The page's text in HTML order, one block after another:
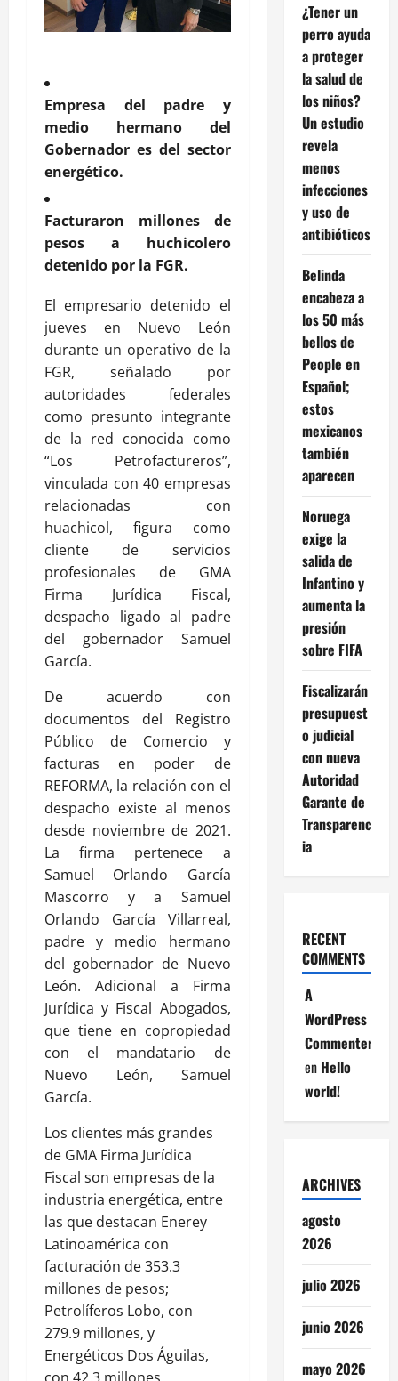
Empresa del padre y
medio hermano del
Gobernador es del sector
energético.
Facturaron millones de
pesos a huchicolero
detenido por la FGR.
El empresario detenido el
jueves en Nuevo León
durante un operativo de la
FGR, señalado por
autoridades federales
como presunto integrante
de la red conocida como
“Los Petrofactureros”,
vinculada con 40 empresas
relacionadas con
huachicol, figura como
cliente de servicios
profesionales de GMA
Firma Jurídica Fiscal,
despacho ligado al padre
del gobernador Samuel
García.
De acuerdo con
documentos del Registro
Público de Comercio y
facturas en poder de
REFORMA, la relación con el
despacho existe al menos
desde noviembre de 2021.
La firma pertenece a
Samuel Orlando García
Mascorro y a Samuel
Orlando García Villarreal,
padre y medio hermano
del gobernador de Nuevo
León. Adicional a Firma
Jurídica y Fiscal Abogados,
que tiene en copropiedad
con el mandatario de
Nuevo León, Samuel
García.
Los clientes más grandes
de GMA Firma Jurídica
Fiscal son empresas de la
industria energética, entre
las que destacan Enerey
Latinoamérica con
facturación de 353.3
millones de pesos;
Petrolíferos Lobo, con
279.9 millones, y
Energéticos Dos Águilas,
¿Tener un
perro ayuda
a proteger
la salud de
los niños?
Un estudio
revela
menos
infecciones
y uso de
antibióticos
Belinda
encabeza a
los 50 más
bellos de
People en
Español;
estos
mexicanos
también
aparecen
Noruega
exige la
salida de
Infantino y
aumenta la
presión
sobre FIFA
Fiscalizarán
presupuest
o judicial
con nueva
Autoridad
Garante de
Transparenc
ia
RECENT
COMMENTS
A
WordPress
Commenter
en Hello
world!
ARCHIVES
agosto
2026
julio 2026
junio 2026
mayo 2026